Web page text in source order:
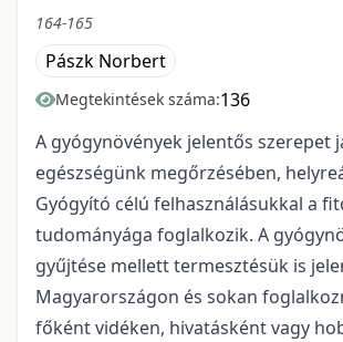
164-165
Pászk Norbert
Megtekintések száma:136
A gyógynövények jelentős szerepet
egészségünk megőrzésében,
Gyógyító célú felhasználásukkal a
tudományága foglalkozik. A
gyűjtése mellett termesztésük is
Magyarországon és sokan
főként vidéken, hivatásként vagy